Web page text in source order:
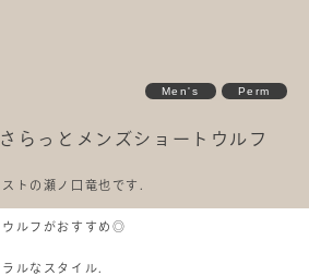
Men's Perm
らっとメンズショートウルフ
トの瀬ノ口竜也です.
ウルフがおすすめ◎
ルなスタイル.